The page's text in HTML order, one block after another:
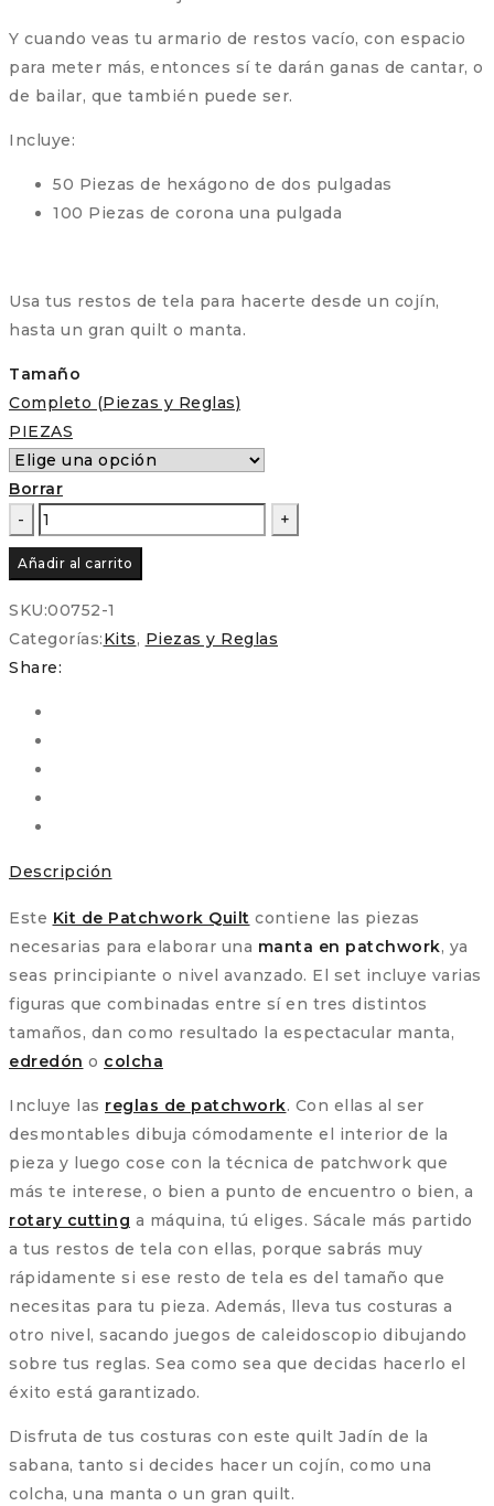
Y cuando veas tu armario de restos vacío, con espacio
para meter más, entonces sí te darán ganas de cantar, o
de bailar, que también puede ser.
Incluye:
50 Piezas de hexágono de dos pulgadas
100 Piezas de corona una pulgada
Usa tus restos de tela para hacerte desde un cojín,
hasta un gran quilt o manta.
Tamaño
Completo (Piezas y Reglas)
PIEZAS
Borrar
Kit
de
Patchwork
EPP
–
Girasoles
Añadir al carrito
SKU:00752-1
Categorías:Kits, Piezas y Reglas
Share:
Descripción
Este Kit de Patchwork Quilt contiene las piezas
necesarias para elaborar una manta en patchwork, ya
seas principiante o nivel avanzado. El set incluye varias
figuras que combinadas entre sí en tres distintos
tamaños, dan como resultado la espectacular manta,
edredón o colcha
Incluye las reglas de patchwork. Con ellas al ser
desmontables dibuja cómodamente el interior de la
pieza y luego cose con la técnica de patchwork que
más te interese, o bien a punto de encuentro o bien, a
rotary cutting a máquina, tú eliges. Sácale más partido
a tus restos de tela con ellas, porque sabrás muy
rápidamente si ese resto de tela es del tamaño que
necesitas para tu pieza. Además, lleva tus costuras a
otro nivel, sacando juegos de caleidoscopio dibujando
sobre tus reglas. Sea como sea que decidas hacerlo el
éxito está garantizado.
Disfruta de tus costuras con este quilt Jadín de la
sabana, tanto si decides hacer un cojín, como una
colcha, una manta o un gran quilt.